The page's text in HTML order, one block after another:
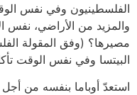
الفلسطينيون وفي نفس
والمزيد من الأراضي، نفس
مصيرها؟ (وفق المقولة
البيتسا وفي نفس الوقت
استعدّ أوباما بنفسه من أجل